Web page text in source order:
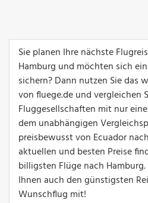
Sie planen Ihre nächste
Hamburg und möchten sich
sichern? Dann nutzen Sie das
von fluege.de und vergleichen
Fluggesellschaften mit nur
dem unabhängigen
preisbewusst von Ecuador
aktuellen und besten Preise
billigsten Flüge nach
Ihnen auch den günstigsten
Wunschflug mit!